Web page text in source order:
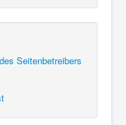
Seitenbetreibers